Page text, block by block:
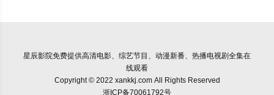
星辰影院免费提供高清电影、综艺节目、动漫新番、热播电视剧全集在
线观看
Copyright © 2022 xankkj.com All Rights Reserved
浙ICP备70061792号